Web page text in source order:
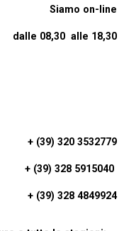
Siamo on-line
dalle 08,30 alle 18,30
+ (39) 320 3532779
+ (39) 328 5915040
+ (39) 328 4849924